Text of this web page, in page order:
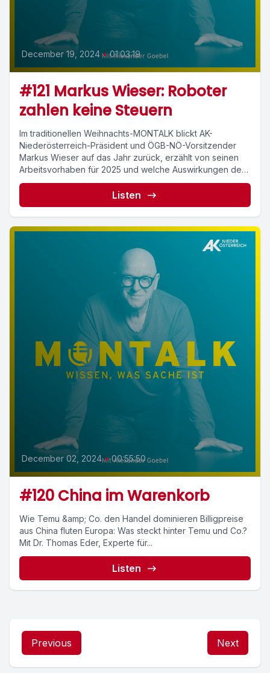
December 19, 2024 • 01:03:19
#121 Markus Wieser: Roboter
zahlen keine Steuern
Im traditionellen Weihnachts-MONTALK blickt AK-
Niederösterreich-Präsident und ÖGB-NÖ-Vorsitzender
Markus Wieser auf das Jahr zurück, erzählt von seinen
Arbeitsvorhaben für 2025 und welche Auswirkungen der
Einsatz...
Listen
December 02, 2024 • 00:55:50
#120 China im Warenkorb
Wie Temu &amp; Co. den Handel dominieren Billigpreise
aus China fluten Europa: Was steckt hinter Temu und Co.?
Mit Dr. Thomas Eder, Experte für...
Listen
Previous Next